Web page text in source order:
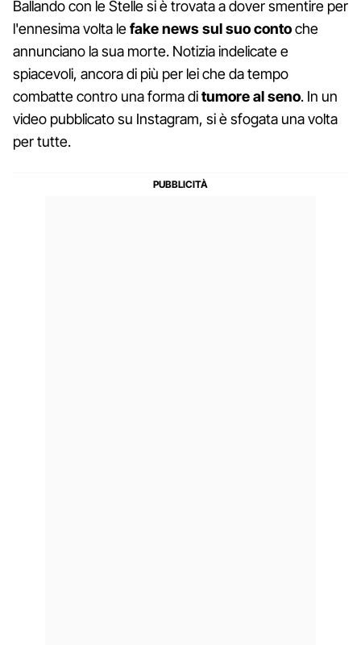
Ballando con le Stelle si è trovata a dover smentire per
l'ennesima volta lefake news sul suo contoche
annunciano la sua morte. Notizia indelicate e
spiacevoli, ancora di più per lei che da tempo
combatte contro una forma ditumore al seno. In un
video pubblicato su Instagram, si è sfogata una volta
per tutte.